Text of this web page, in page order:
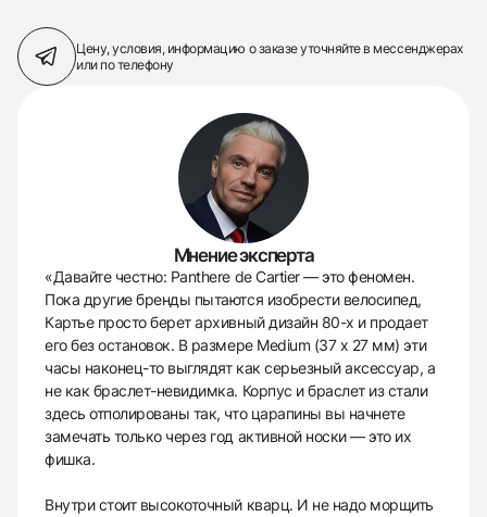
Цену, условия, информацию о заказеуточняйте в мессенджерах
или по телефону
Мнение эксперта
«Давайте честно: Panthere de Cartier — это феномен.
Пока другие бренды пытаются изобрести велосипед,
Картье просто берет архивный дизайн 80-х и продает
его без остановок. В размере Medium (37 x 27 мм) эти
часы наконец-то выглядят как серьезный аксессуар, а
не как браслет-невидимка. Корпус и браслет из стали
здесь отполированы так, что царапины вы начнете
замечать только через год активной носки — это их
фишка.
Внутри стоит высокоточный кварц. И не надо морщить